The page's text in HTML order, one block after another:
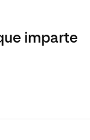
imparte